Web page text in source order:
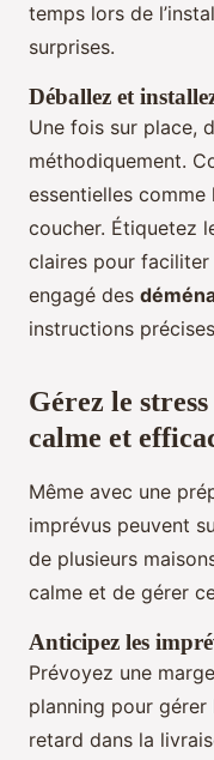
temps lors de
surprises.
Déballez et
Une fois sur place,
méthodiquement.
essentielles comme
coucher. Étiquetez
claires pour faciliter
engagé des
instructions
Gérez le
calme et
Même avec une
imprévus peuvent
de plusieurs
calme et de gérer
Anticipez les
Prévoyez une
planning pour gérer
retard dans la